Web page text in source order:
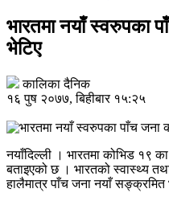
भारतमा नयाँ स्वरुपका
भेटिए
कालिका दैनिक
१६ पुष २०७७, बिहीबार १५:२५
नयाँदिल्ली । भारतमा कोभिड १९
बताइएको छ । भारतको स्वास्थ्य
हालैमात्र पाँच जना नयाँ सङ्क्रमित